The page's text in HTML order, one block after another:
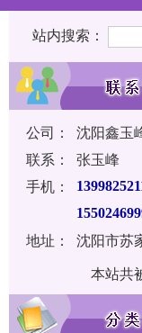
站内搜索：
公司：
沈阳鑫玉
联系：
张玉峰
手机：
地址：
沈阳市苏
本站共